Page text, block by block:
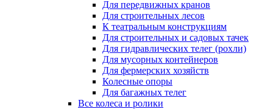
Для передвижных кранов
Для строительных лесов
К театральным конструкциям
Для строительных и садовых тачек
Для гидравлических телег (рохли)
Для мусорных контейнеров
Для фермерских хозяйств
Колесные опоры
Для багажных телег
Все колеса и ролики